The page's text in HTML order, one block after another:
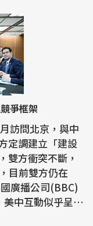
爭框架
訪問北京，與中
定調建立「建設
雙方衝突不斷，
目前雙方仍在
中互動似乎呈現